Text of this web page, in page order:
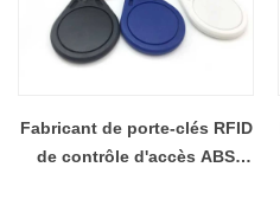
Fabricant de porte-clés RFID
de contrôle d'accès ABS